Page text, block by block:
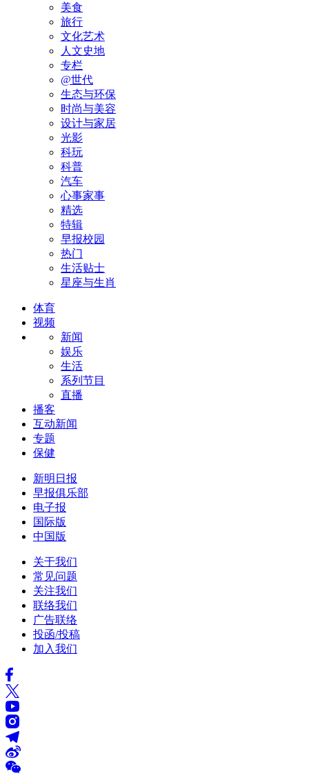
美食
旅行
文化艺术
人文史地
专栏
@世代
生态与环保
时尚与美容
设计与家居
光影
科玩
科普
汽车
心事家事
精选
特辑
早报校园
热门
生活贴士
星座与生肖
体育
视频
新闻
娱乐
生活
系列节目
直播
播客
互动新闻
专题
保健
新明日报
早报俱乐部
电子报
国际版
中国版
关于我们
常见问题
关注我们
联络我们
广告联络
投函/投稿
加入我们